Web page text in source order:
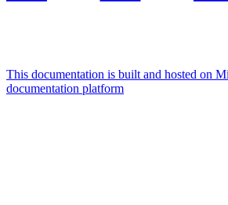
This documentation is built and hosted on
documentation platform